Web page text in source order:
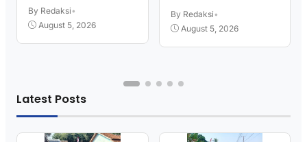
Kekeringan
By Redaksi•
August 5, 2026
KKN UIN SGD Bandung
By Redaksi•
August 5, 2026
Latest Posts